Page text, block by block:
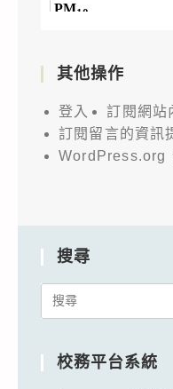
其他操作
登入
訂閱網站
訂閱留言的資訊
WordPress.org
搜尋
Search
校務平台系統